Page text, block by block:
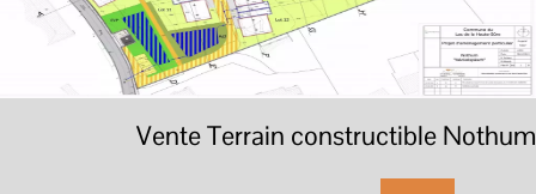
Vente Terrain constructible Nothum